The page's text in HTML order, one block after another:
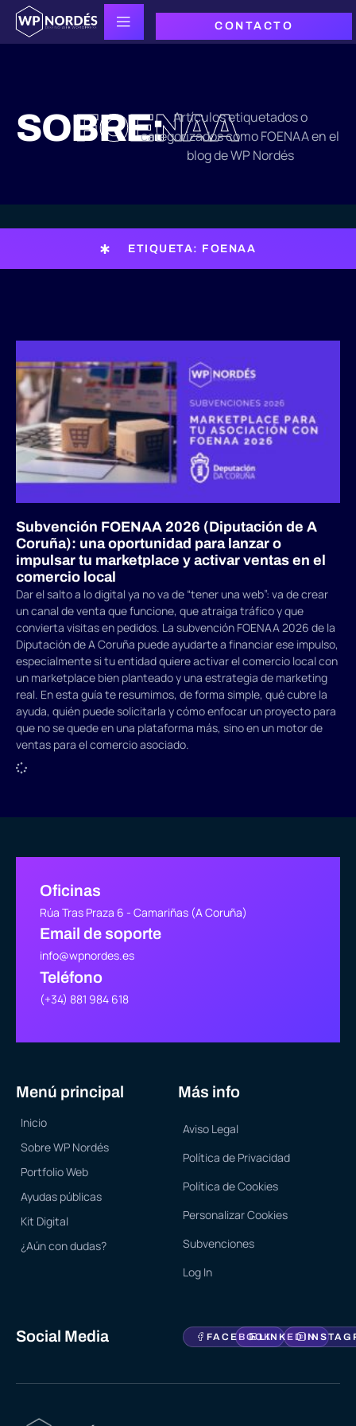
CONTACTO
SOBRE:
FOENAAArtículos etiquetados o
categorizados como FOENAA en el
blog de WP Nordés
ETIQUETA: FOENAA
Subvención FOENAA 2026 (Diputación de A
Coruña): una oportunidad para lanzar o
impulsar tu marketplace y activar ventas en el
comercio local
Dar el salto a lo digital ya no va de “tener una web”: va de crear
un canal de venta que funcione, que atraiga tráfico y que
convierta visitas en pedidos. La subvención FOENAA 2026 de la
Diputación de A Coruña puede ayudarte a financiar ese impulso,
especialmente si tu entidad quiere activar el comercio local con
un marketplace bien planteado y una estrategia de marketing
real. En esta guía te resumimos, de forma simple, qué cubre la
ayuda, quién puede solicitarla y cómo enfocar un proyecto para
que no se quede en una plataforma más, sino en un motor de
ventas para el comercio asociado.
Oficinas
Rúa Tras Praza 6 - Camariñas (A Coruña)
Email de soporte
info@wpnordes.es
Teléfono
(+34) 881 984 618
Menú principal
Inicio
Sobre WP Nordés
Portfolio Web
Ayudas públicas
Kit Digital
¿Aún con dudas?
Más info
Aviso Legal
Política de Privacidad
Política de Cookies
Personalizar Cookies
Subvenciones
Log In
Social Media FACEBOOKLINKEDIN